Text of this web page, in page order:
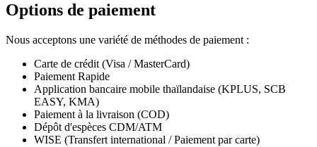
Options de paiement
Nous acceptons une variété de méthodes de paiement :
Carte de crédit (Visa / MasterCard)
Paiement Rapide
Application bancaire mobile thaïlandaise (KPLUS, SCB
EASY, KMA)
Paiement à la livraison (COD)
Dépôt d'espèces CDM/ATM
WISE (Transfert international / Paiement par carte)